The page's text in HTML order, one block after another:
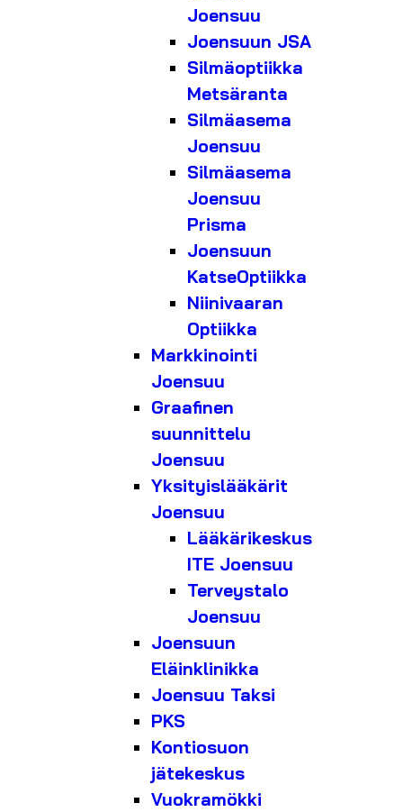
Joensuu
Joensuun JSA
Silmäoptiikka
Metsäranta
Silmäasema
Joensuu
Silmäasema
Joensuu
Prisma
Joensuun
KatseOptiikka
Niinivaaran
Optiikka
Markkinointi
Joensuu
Graafinen
suunnittelu
Joensuu
Yksityislääkärit
Joensuu
Lääkärikeskus
ITE Joensuu
Terveystalo
Joensuu
Joensuun
Eläinklinikka
Joensuu Taksi
PKS
Kontiosuon
jätekeskus
Vuokramökki